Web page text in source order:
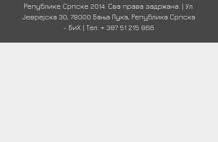
Републике Српске 2014. Сва права задржана. | Ул.
Јеврејска 30, 78000 Бања Лука, Република Српска
- БиХ | Тел. + 387 51 215 866